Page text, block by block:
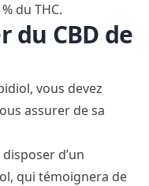
du THC.
du CBD de
vous devez
assurer de sa
d’un
qui témoignera de